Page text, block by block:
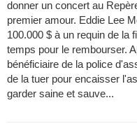
donner un concert au
premier amour. Eddie Lee
100.000 $ à un requin de la
temps pour le rembourser.
bénéficiaire de la police
de la tuer pour encaisser
garder saine et sauve...